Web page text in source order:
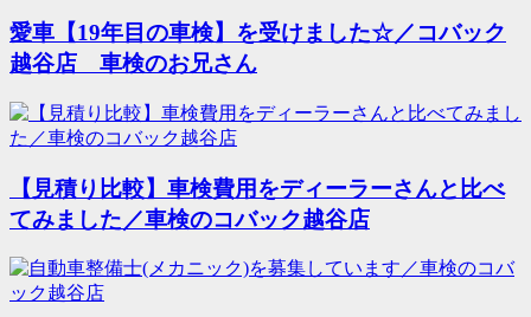
愛車【19年目の車検】を受けました☆／コバック
越谷店 車検のお兄さん
【見積り比較】車検費用をディーラーさんと比べ
てみました／車検のコバック越谷店